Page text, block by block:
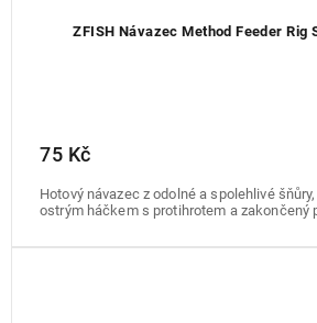
ZFISH Návazec Method Feeder Rig
75 Kč
Hotový návazec z odolné a spolehlivé
ostrým háčkem s protihrotem a zakončený